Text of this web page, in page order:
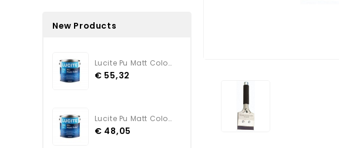
New Products
Lucite Pu Matt Color TEINTE
€ 55,32
Lucite Pu Matt Color BLANC
€ 48,05